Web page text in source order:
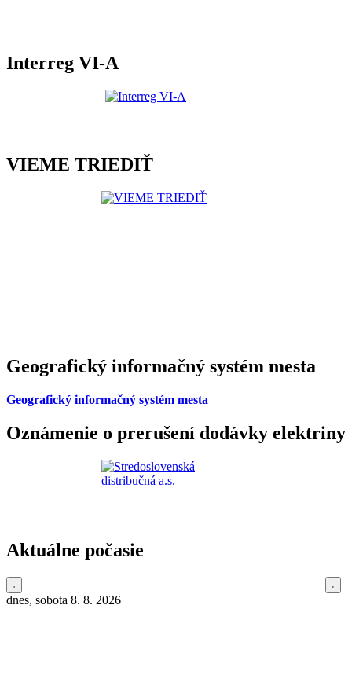
Interreg VI-A
VIEME TRIEDIŤ
Geografický informačný systém mesta
Geografický informačný systém mesta
Oznámenie o prerušení dodávky elektriny
Aktuálne počasie
dnes, sobota 8. 8. 2026